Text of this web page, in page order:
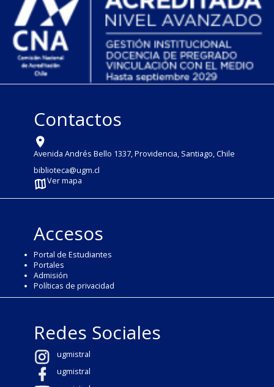
Contactos
Avenida Andrés Bello 1337, Providencia, Santiago, Chile
biblioteca@ugm.cl
Ver mapa
Accesos
Portal de Estudiantes
Portales
Admisión
Políticas de privacidad
Redes Sociales
ugmistral
ugmistral